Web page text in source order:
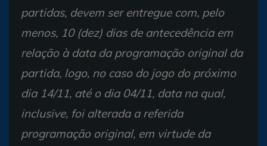
partidas, devem ser entregue com, pelo
menos, 10 (dez) dias de antecedência em
relação à data da programação original da
partida, logo, no caso do jogo do próximo
dia 14/11, até o dia 04/11, data na qual,
inclusive, foi alterada a referida
programação original, em virtude da